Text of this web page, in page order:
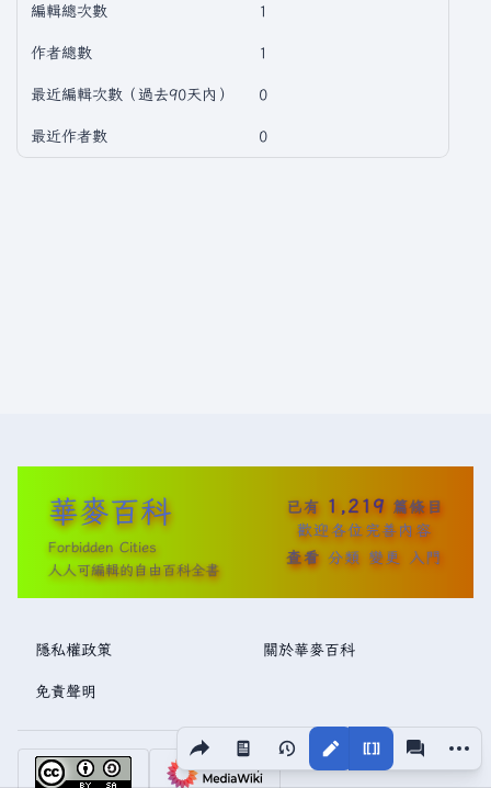
分享此頁面
視圖 更多
編輯總次數 1
作者總數 1
最近編輯次數（過去90天內） 0
最近作者數 0
華麥百科
Forbidden Cities
人人可編輯的自由百科全書
已有 1,219 篇條目
歡迎各位完善內容
查看 分類 變更 入門
隱私權政策 關於華麥百科
免責聲明